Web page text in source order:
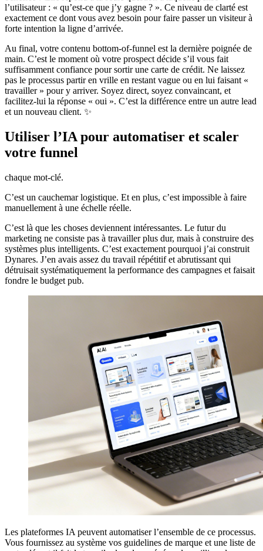
l’utilisateur : « qu’est-ce que j’y gagne ? ». Ce niveau de clarté est
exactement ce dont vous avez besoin pour faire passer un visiteur à
forte intention la ligne d’arrivée.
Au final, votre contenu bottom-of-funnel est la dernière poignée de
main. C’est le moment où votre prospect décide s’il vous fait
suffisamment confiance pour sortir une carte de crédit. Ne laissez
pas le processus partir en vrille en restant vague ou en lui faisant «
travailler » pour y arriver. Soyez direct, soyez convaincant, et
facilitez-lui la réponse « oui ». C’est la différence entre un autre lead
et un nouveau client. ✨
Utiliser l’IA pour automatiser et scaler
votre funnel
chaque mot-clé.
C’est un cauchemar logistique. Et en plus, c’est impossible à faire
manuellement à une échelle réelle.
C’est là que les choses deviennent intéressantes. Le futur du
marketing ne consiste pas à travailler plus dur, mais à construire des
systèmes plus intelligents. C’est exactement pourquoi j’ai construit
Dynares. J’en avais assez du travail répétitif et abrutissant qui
détruisait systématiquement la performance des campagnes et faisait
fondre le budget pub.
Les plateformes IA peuvent automatiser l’ensemble de ce processus.
Vous fournissez au système vos guidelines de marque et une liste de